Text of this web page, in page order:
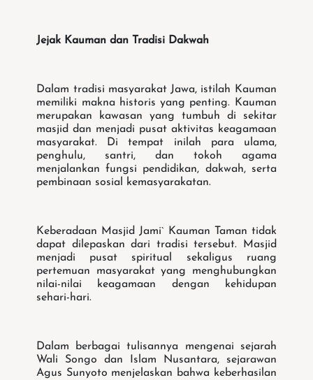
Jejak Kauman dan Tradisi Dakwah
Dalam tradisi masyarakat Jawa, istilah Kauman
memiliki makna historis yang penting. Kauman
merupakan kawasan yang tumbuh di sekitar
masjid dan menjadi pusat aktivitas keagamaan
masyarakat. Di tempat inilah para ulama,
penghulu, santri, dan tokoh agama
menjalankan fungsi pendidikan, dakwah, serta
pembinaan sosial kemasyarakatan.
Keberadaan Masjid Jami` Kauman Taman tidak
dapat dilepaskan dari tradisi tersebut. Masjid
menjadi pusat spiritual sekaligus ruang
pertemuan masyarakat yang menghubungkan
nilai-nilai keagamaan dengan kehidupan
sehari-hari.
Dalam berbagai tulisannya mengenai sejarah
Wali Songo dan Islam Nusantara, sejarawan
Agus Sunyoto menjelaskan bahwa keberhasilan